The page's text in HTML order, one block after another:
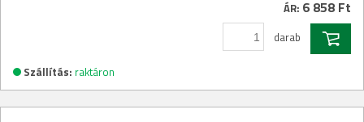
ÁR: 6 858 Ft
darab
Szállítás: raktáron